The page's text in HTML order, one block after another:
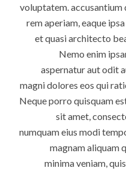
voluptatem.
rem aperiam, eaque
et quasi architecto
Nemo enim
aspernatur aut odit
magni dolores eos qui
Neque porro quisquam
sit amet,
numquam eius modi
magnam aliquam
minima veniam,